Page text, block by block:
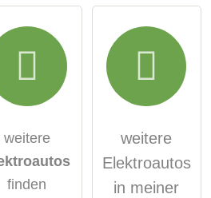
ich die
habe ich zur Kenntnis
Abbrechen
weitere
finden
weitere
Elektroautos
in meiner